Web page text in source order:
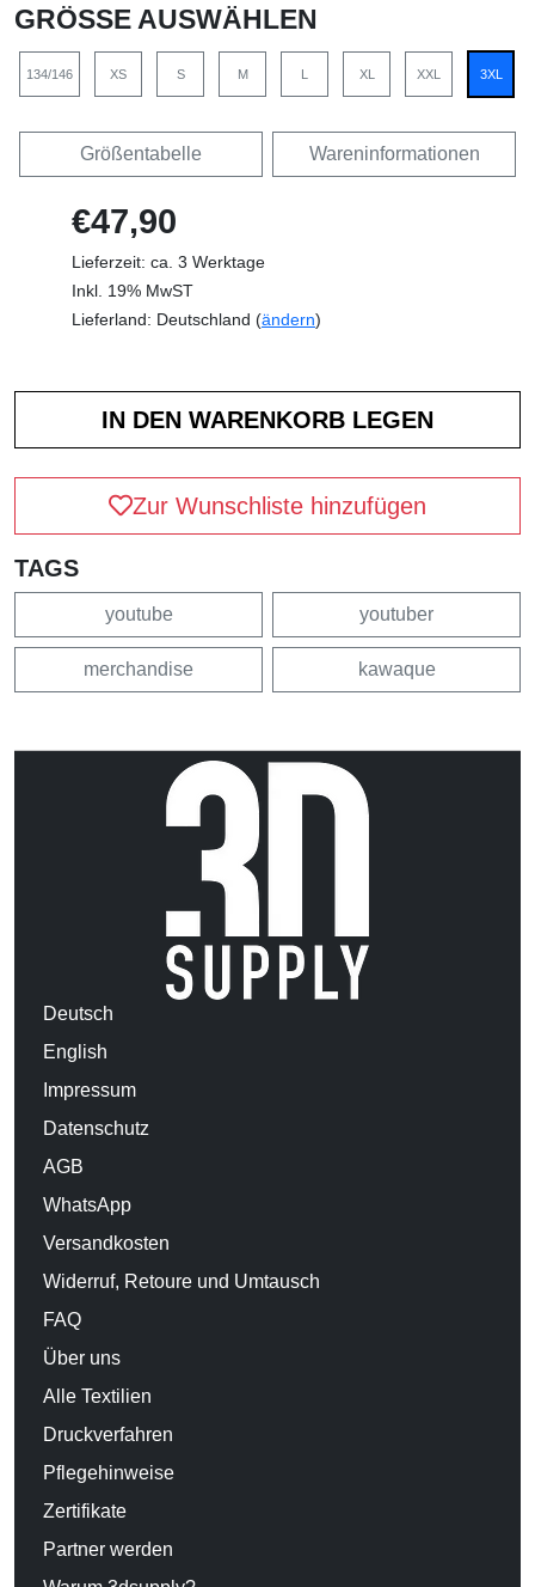
GRÖSSE AUSWÄHLEN
134/146 XS S M L XL XXL 3XL
Größentabelle Wareninformationen
€47,90
Lieferzeit: ca. 3 Werktage
Inkl. 19% MwST
Lieferland: Deutschland (ändern)
Zur Wunschliste hinzufügen
TAGS
youtube youtuber
merchandise kawaque
Deutsch
English
Impressum
Datenschutz
AGB
WhatsApp
Versandkosten
Widerruf, Retoure und Umtausch
FAQ
Über uns
Alle Textilien
Druckverfahren
Pflegehinweise
Zertifikate
Partner werden